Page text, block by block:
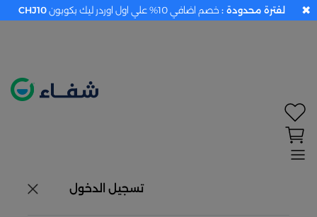
تسجيل الدخول
لفترة محدودة : خصم اضافي 10% علي اول اوردر ليك بكوبون CHJ10 ✖